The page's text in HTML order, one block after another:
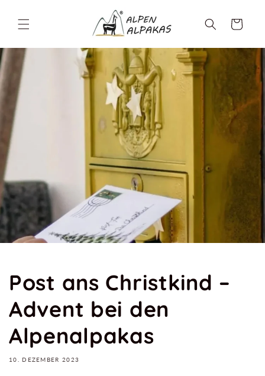
Inhalt
Warenkorb
Post ans Christkind –
Advent bei den
Alpenalpakas
10. DEZEMBER 2023